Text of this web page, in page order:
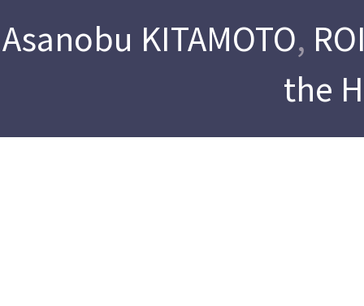
Asanobu KITAMOTO,
the